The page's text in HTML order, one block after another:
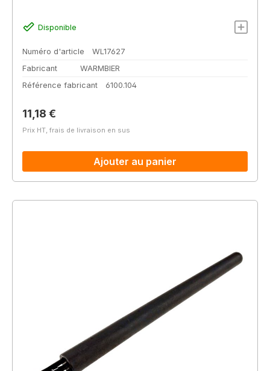
Disponible
Numéro d'article
WL17627
Fabricant
WARMBIER
Référence fabricant
6100.104
Prix régulier :
11,18 €
Prix HT, frais de livraison en sus
Ajouter au panier